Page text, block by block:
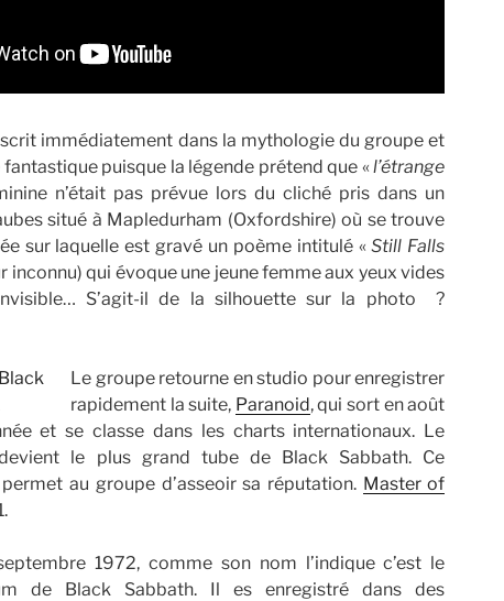
immédiatement dans la mythologie du groupe et
puisque la légende prétend que «l’étrange
n’était pas prévue lors du cliché pris dans un
situé à Mapledurham (Oxfordshire) où se trouve
sur laquelle est gravé un poème intitulé «Still Falls
inconnu) qui évoque une jeune femme aux yeux vides
S’agit-il de la silhouette sur la photo ?
Le groupe retourne en studio pour enregistrer
rapidement la suite, Paranoid, qui sort en août
et se classe dans les charts internationaux. Le
le plus grand tube de Black Sabbath. Ce
au groupe d’asseoir sa réputation. Master of
1972, comme son nom l’indique c’est le
de Black Sabbath. Il es enregistré dans des